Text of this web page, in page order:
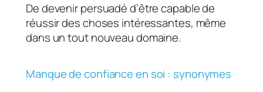
De devenir persuadé d’être capable de
réussir des choses intéressantes, même
dans un tout nouveau domaine.
Manque de confiance en soi : synonymes